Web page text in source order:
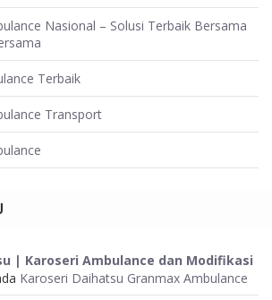
Nasional – Solusi Terbaik Bersama
Terbaik
Transport
| Karoseri Ambulance dan Modifikasi
Karoseri Daihatsu Granmax Ambulance